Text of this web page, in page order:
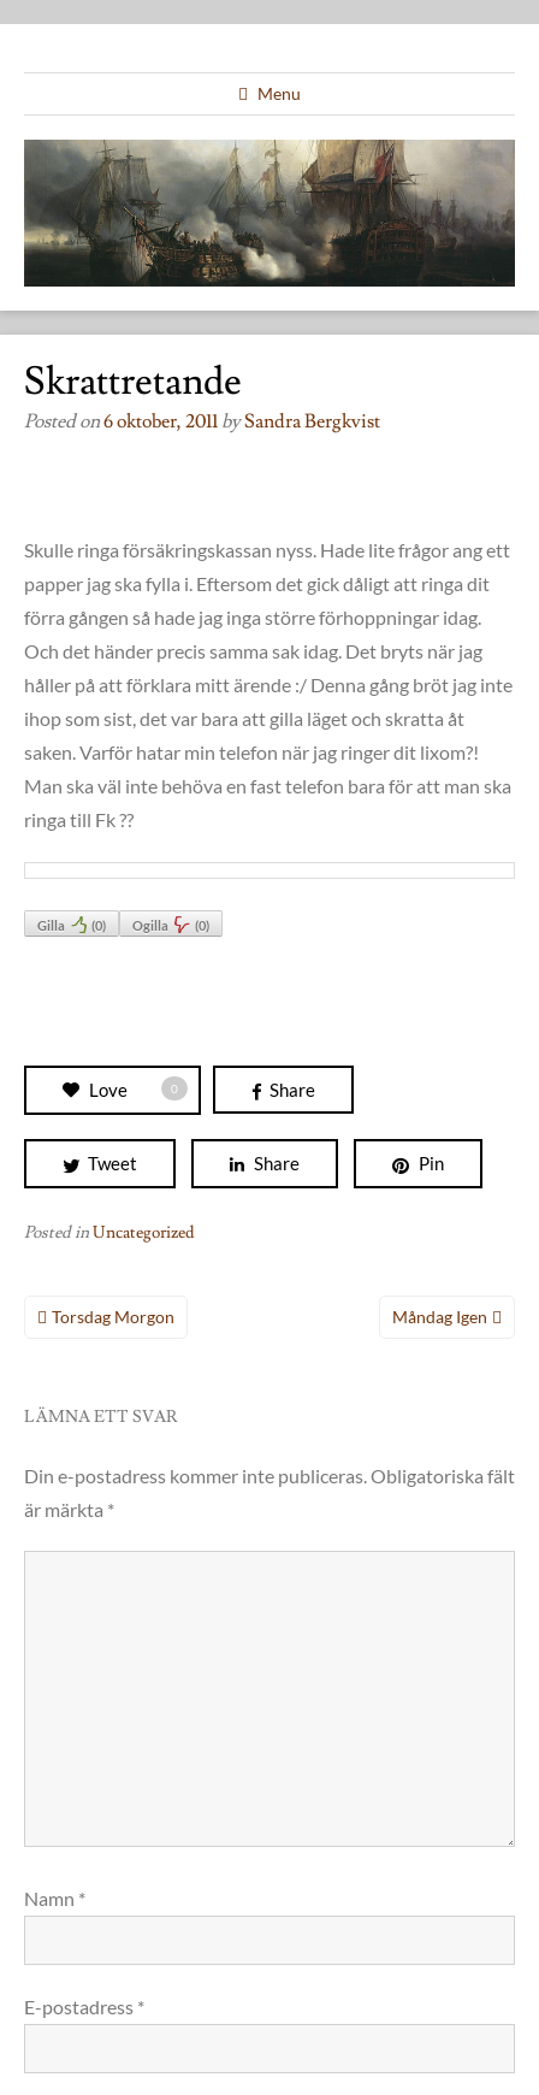
Menu
Skrattretande
Posted on6 oktober, 2011 bySandra Bergkvist
Skulle ringa försäkringskassan nyss. Hade lite frågor ang ett
papper jag ska fylla i. Eftersom det gick dåligt att ringa dit
förra gången så hade jag inga större förhoppningar idag.
Och det händer precis samma sak idag. Det bryts när jag
håller på att förklara mitt ärende :/ Denna gång bröt jag inte
ihop som sist, det var bara att gilla läget och skratta åt
saken. Varför hatar min telefon när jag ringer dit lixom?!
Man ska väl inte behöva en fast telefon bara för att man ska
ringa till Fk ??
Gilla (0) Ogilla (0)
Love 0 Share
Tweet Share Pin
Posted inUncategorized
Inläggsnavigering
Torsdag Morgon Måndag Igen
LÄMNA ETT SVAR
Din e-postadress kommer inte publiceras. Obligatoriska fält
är märkta *
Namn *
E-postadress *